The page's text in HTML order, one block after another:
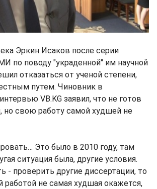
Эркин Исаков после серии
по поводу "украденной" им научной
отказаться от ученой степени,
путем. Чиновник в
VB.KG заявил, что не готов
но свою работу самой худшей не
Это было в 2010 году, там
ситуация была, другие условия.
- проверить другие диссертации, то
работой не самая худшая окажется,